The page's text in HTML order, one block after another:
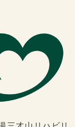
ついて掲載し
参照下さい。